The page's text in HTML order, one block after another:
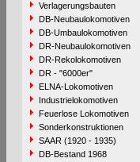
Verlagerungsbauten
DB-Neubaulokomotiven
DB-Umbaulokomotiven
DR-Neubaulokomotiven
DR-Rekolokomotiven
DR - "6000er"
ELNA-Lokomotiven
Industrielokomotiven
Feuerlose Lokomotiven
Sonderkonstruktionen
SAAR (1920 - 1935)
DB-Bestand 1968